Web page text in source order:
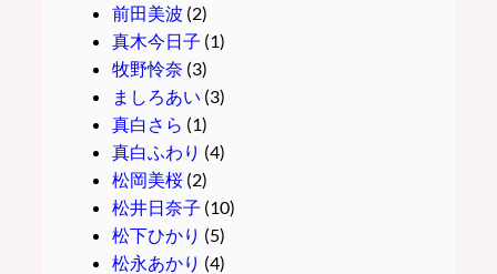
前田美波 (2)
真木今日子 (1)
牧野怜奈 (3)
ましろあい (3)
真白さら (1)
真白ふわり (4)
松岡美桜(2)
松井日奈子 (10)
松下ひかり (5)
松永あかり (4)